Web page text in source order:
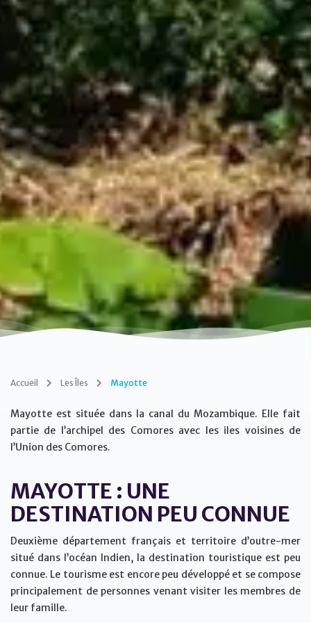
Accueil Les Îles Mayotte
Mayotte est située dans la canal du Mozambique. Elle fait
partie de l’archipel des Comores avec les iles voisines de
l’Union des Comores.
MAYOTTE : UNE
DESTINATION PEU CONNUE
Deuxième département français et territoire d’outre-mer
situé dans l’océan Indien, la destination touristique est peu
connue. Le tourisme est encore peu développé et se compose
principalement de personnes venant visiter les membres de
leur famille.